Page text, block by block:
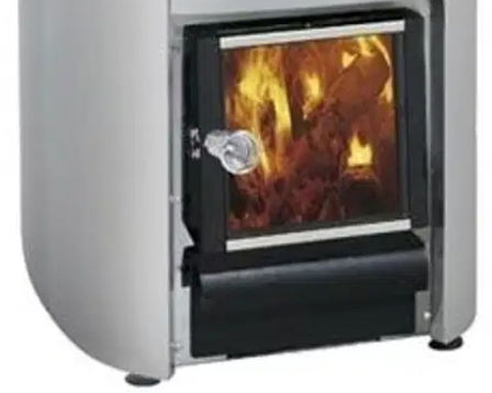
ruostumattomasta teräksestä valmistettu sisäpata on luotettavaa
Harvia laatua ja se on helposti nostettavissa puhdistusta varten. 50
litran padan tulitilan rakenteen ansiosta palaminen on rauhallista ja
lämpö kohdistuu suoraan sisäpadan alle, jolloin vesi lämpenee
tehokkaasti. Vaihdettava tulitila varmistaa tuotteen pitkäikäisen
Oletko tyytyväinen tuotetietoihin?
Ovatko tuotetiedot riittävät? Jos tuotetiedoissa on puutteita tai niitä
voisi muuten parantaa, anna palautetta.